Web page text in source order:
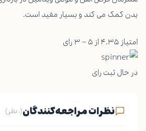
بدن کمک می کند و بسیار مفید است.
امتیاز ۴.۳۵ از ۵ – ۳ رای
در حال ثبت رای
نظرات مراجعه‌کنندگان(۰ نظر)